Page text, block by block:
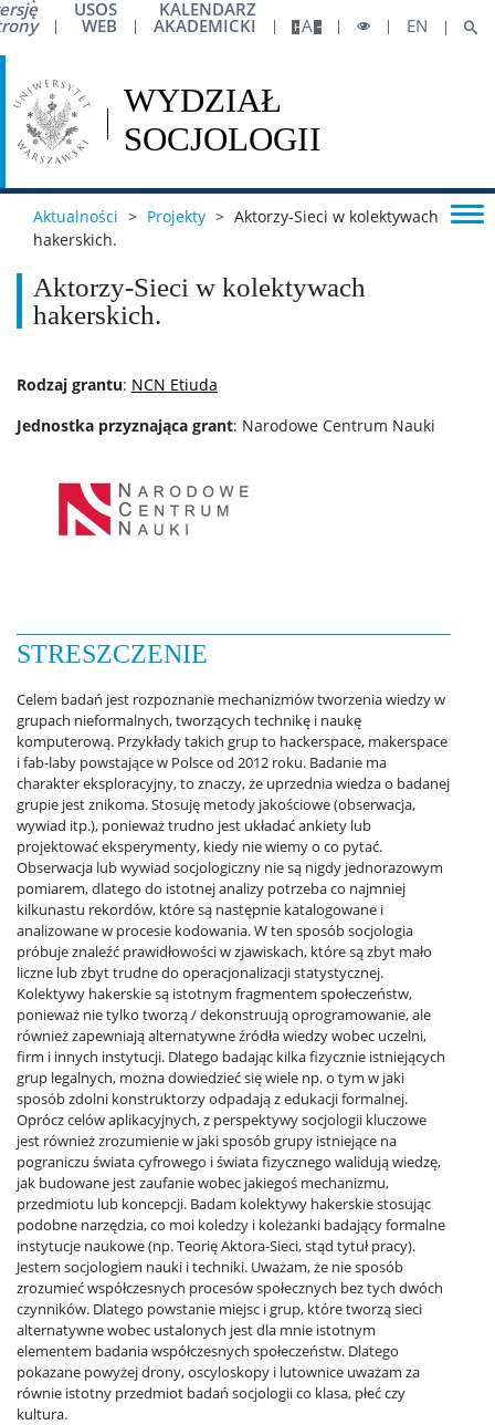
USOS
WEB
KALENDARZ
AKADEMICKI A EN
Dla osób w spektrum autyzmu
Dane preferowane
Dziekanat studencki
Jakość kształcenia
Programy studiów
Plan zajęć
Harmonogram sesji
IT / Oprogramowanie
Mobilność – Erasmus
Obrony prac dyplomowych
Akademiki i stypendia
Konkursy na prace dyplomowe
Raport samooceny
Aktualności > Projekty > Aktorzy-Sieci w kolektywach
hakerskich.
Aktorzy-Sieci w kolektywach
hakerskich.
Rodzaj grantu: NCN Etiuda
Jednostka przyznająca grant: Narodowe Centrum Nauki
STRESZCZENIE
Celem badań jest rozpoznanie mechanizmów tworzenia wiedzy w
grupach nieformalnych, tworzących technikę i naukę
komputerową. Przykłady takich grup to hackerspace, makerspace
i fab-laby powstające w Polsce od 2012 roku. Badanie ma
charakter eksploracyjny, to znaczy, że uprzednia wiedza o badanej
grupie jest znikoma. Stosuję metody jakościowe (obserwacja,
wywiad itp.), ponieważ trudno jest układać ankiety lub
projektować eksperymenty, kiedy nie wiemy o co pytać.
Obserwacja lub wywiad socjologiczny nie są nigdy jednorazowym
pomiarem, dlatego do istotnej analizy potrzeba co najmniej
kilkunastu rekordów, które są następnie katalogowane i
analizowane w procesie kodowania. W ten sposób socjologia
próbuje znaleźć prawidłowości w zjawiskach, które są zbyt mało
liczne lub zbyt trudne do operacjonalizacji statystycznej.
Kolektywy hakerskie są istotnym fragmentem społeczeństw,
ponieważ nie tylko tworzą / dekonstruują oprogramowanie, ale
również zapewniają alternatywne źródła wiedzy wobec uczelni,
firm i innych instytucji. Dlatego badając kilka fizycznie istniejących
grup legalnych, można dowiedzieć się wiele np. o tym w jaki
sposób zdolni konstruktorzy odpadają z edukacji formalnej.
Oprócz celów aplikacyjnych, z perspektywy socjologii kluczowe
jest również zrozumienie w jaki sposób grupy istniejące na
pograniczu świata cyfrowego i świata fizycznego walidują wiedzę,
jak budowane jest zaufanie wobec jakiegoś mechanizmu,
przedmiotu lub koncepcji. Badam kolektywy hakerskie stosując
podobne narzędzia, co moi koledzy i koleżanki badający formalne
instytucje naukowe (np. Teorię Aktora-Sieci, stąd tytuł pracy).
Jestem socjologiem nauki i techniki. Uważam, że nie sposób
zrozumieć współczesnych procesów społecznych bez tych dwóch
czynników. Dlatego powstanie miejsc i grup, które tworzą sieci
alternatywne wobec ustalonych jest dla mnie istotnym
elementem badania współczesnych społeczeństw. Dlatego
pokazane powyżej drony, oscyloskopy i lutownice uważam za
równie istotny przedmiot badań socjologii co klasa, płeć czy
kultura.